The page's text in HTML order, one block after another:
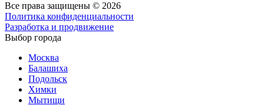
Все права защищены © 2026
Политика конфиденциальности
Разработка и продвижение
Выбор города
Москва
Балашиха
Подольск
Химки
Мытищи